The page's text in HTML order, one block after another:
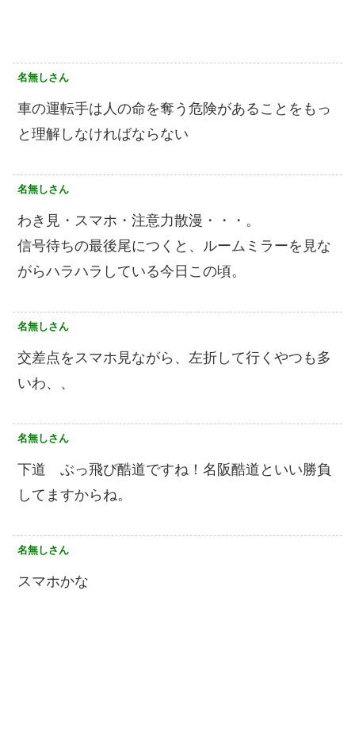
名無しさん
車の運転手は人の命を奪う危険があることをもっ
と理解しなければならない
名無しさん
わき見・スマホ・注意力散漫・・・。
信号待ちの最後尾につくと、ルームミラーを見な
がらハラハラしている今日この頃。
名無しさん
交差点をスマホ見ながら、左折して行くやつも多
いわ、、
名無しさん
下道 ぶっ飛び酷道ですね！名阪酷道といい勝負
してますからね。
名無しさん
スマホかな